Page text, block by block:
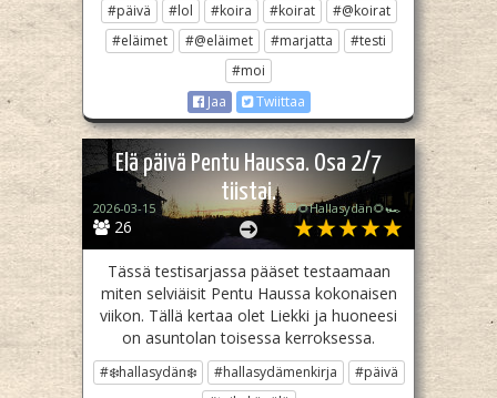
#päivä #lol #koira #koirat
#@koirat
#eläimet
#@eläimet #marjatta
#testi
#moi
Jaa
Twiittaa
Elä päivä Pentu Haussa. Osa 2/7
tiistai.
26
2026-03-15 🏁🌻Hallasydän🌻🏎️
Tässä testisarjassa pääset testaamaan
miten selviäisit Pentu Haussa kokonaisen
viikon. Tällä kertaa olet Liekki ja huoneesi
on asuntolan toisessa kerroksessa.
#❄️hallasydän❄️ #hallasydämenkirja
#päivä